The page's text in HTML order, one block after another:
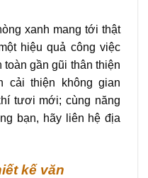
xanh mang tới thật
hiệu quả công việc
gần gũi thân thiện
cải thiện không gian
tươi mới; cùng năng
bạn, hãy liên hệ địa
kế văn